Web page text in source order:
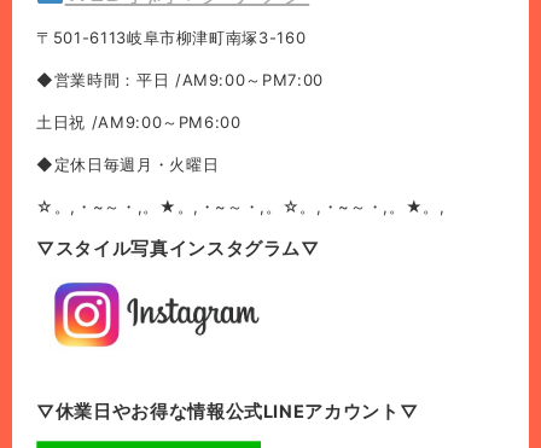
〒501-6113岐阜市柳津町南塚3-160
◆営業時間：平日 /AM9:00～PM7:00
土日祝 /AM9:00～PM6:00
◆定休日毎週月・火曜日
☆。,・~～・,。★。,・~～・,。☆。,・~～・,。★。,
▽スタイル写真インスタグラム▽
▽休業日やお得な情報公式LINEアカウント▽